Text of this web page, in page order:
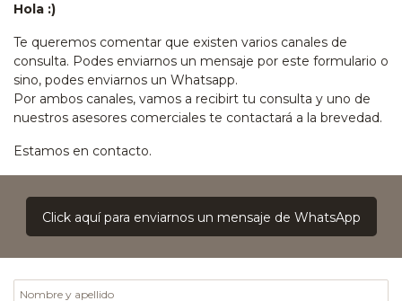
Hola :)
Te queremos comentar que existen varios canales de
consulta. Podes enviarnos un mensaje por este formulario o
sino, podes enviarnos un Whatsapp.
Por ambos canales, vamos a recibirt tu consulta y uno de
nuestros asesores comerciales te contactará a la brevedad.
Estamos en contacto.
Click aquí para enviarnos un mensaje de WhatsApp